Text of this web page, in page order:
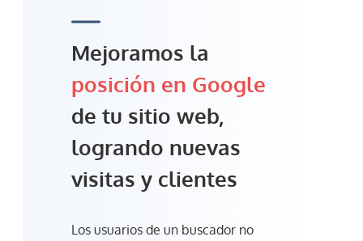
Mejoramos la
posición en Google
de tu sitio web,
logrando nuevas
visitas y clientes
Los usuarios de un buscador no